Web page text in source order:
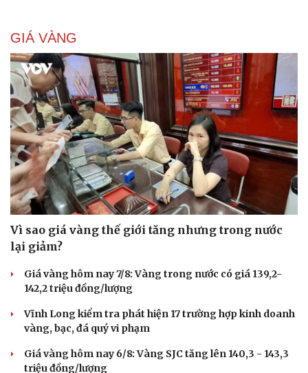
GIÁ VÀNG
Vì sao giá vàng thế giới tăng nhưng trong nước
lại giảm?
Giá vàng hôm nay 7/8: Vàng trong nước có giá 139,2-
142,2 triệu đồng/lượng
Vĩnh Long kiểm tra phát hiện 17 trường hợp kinh doanh
vàng, bạc, đá quý vi phạm
Giá vàng hôm nay 6/8: Vàng SJC tăng lên 140,3 - 143,3
triệu đồng/lượng